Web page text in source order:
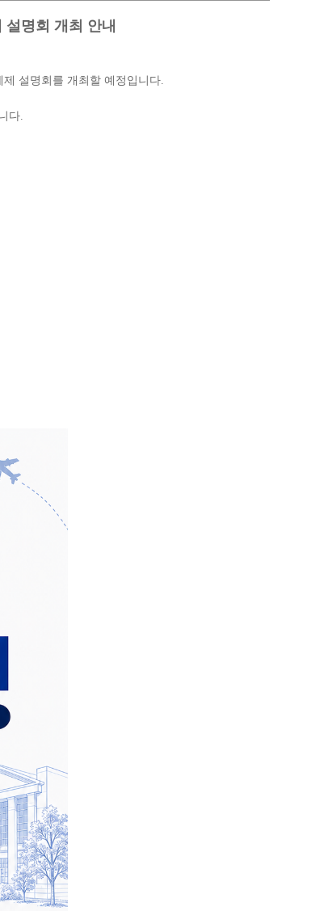
명회 개최 안내
설명회를 개최할 예정입니다.
다.